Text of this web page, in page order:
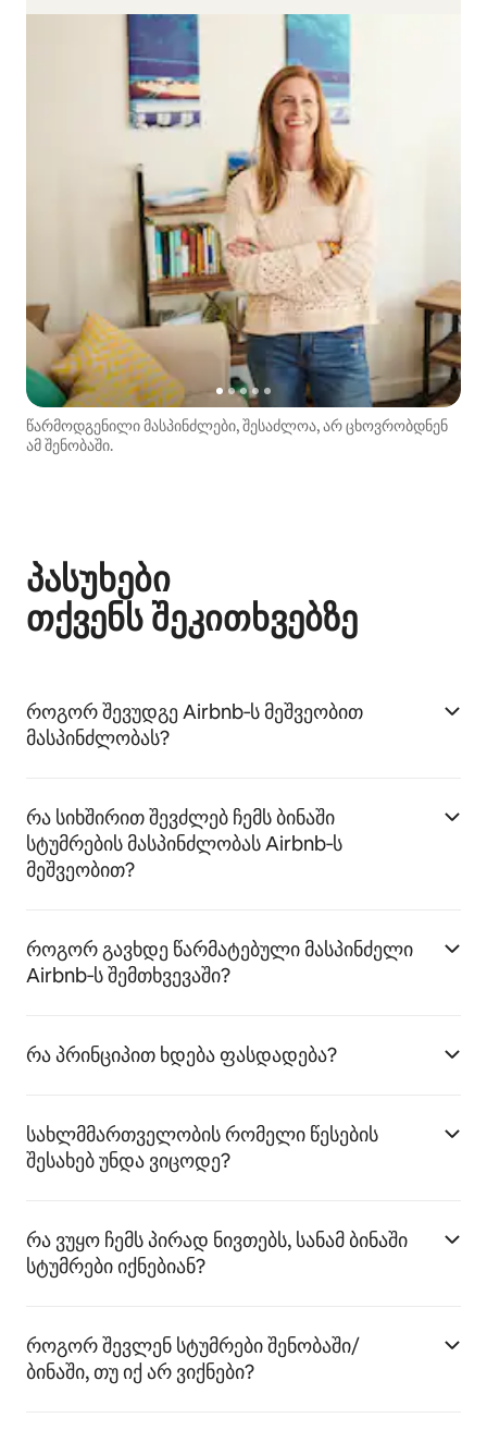
წარმოდგენილი მასპინძლები, შესაძლოა, არ ცხოვრობდნენ
ამ შენობაში.
პასუხები
თქვენს შეკითხვებზე
როგორ შევუდგე Airbnb‑ს მეშვეობით
მასპინძლობას?
რა სიხშირით შევძლებ ჩემს ბინაში
სტუმრების მასპინძლობას Airbnb‑ს
მეშვეობით?
როგორ გავხდე წარმატებული მასპინძელი
Airbnb‑ს შემთხვევაში?
რა პრინციპით ხდება ფასდადება?
სახლმმართველობის რომელი წესების
შესახებ უნდა ვიცოდე?
რა ვუყო ჩემს პირად ნივთებს, სანამ ბინაში
სტუმრები იქნებიან?
როგორ შევლენ სტუმრები შენობაში/
ბინაში, თუ იქ არ ვიქნები?